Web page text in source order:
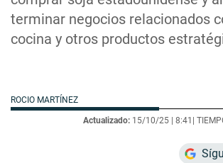
terminar negocios relacionados
cocina y otros productos
ROCIO MARTÍNEZ
Actualizado: 15/10/25 | 8:41 |